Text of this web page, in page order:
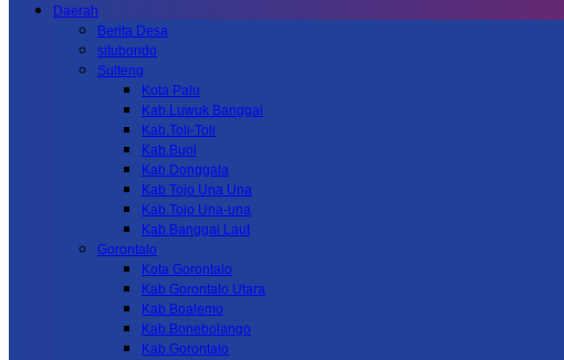
Daerah
Berita Desa
situbondo
Sulteng
Kota Palu
Kab.Luwuk Banggai
Kab.Toli-Toli
Kab.Buol
Kab.Donggala
Kab Tojo Una Una
Kab.Tojo Una-una
Kab.Banggai Laut
Gorontalo
Kota Gorontalo
Kab Gorontalo Utara
Kab Boalemo
Kab.Bonebolango
Kab.Gorontalo